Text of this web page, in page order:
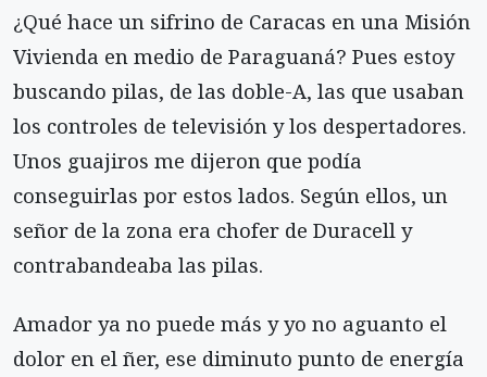
¿Qué hace un sifrino de Caracas en una Misión
Vivienda en medio de Paraguaná? Pues estoy
buscando pilas, de las doble-A, las que usaban
los controles de televisión y los despertadores.
Unos guajiros me dijeron que podía
conseguirlas por estos lados. Según ellos, un
señor de la zona era chofer de Duracell y
contrabandeaba las pilas.
Amador ya no puede más y yo no aguanto el
dolor en el ñer, ese diminuto punto de energía